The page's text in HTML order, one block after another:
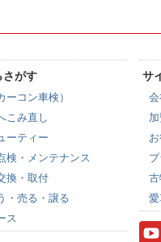
さがす
ーコン車検）
こみ直し
ーティー
検・メンテナンス
換・取付
・売る・譲る
ス
サ
愛